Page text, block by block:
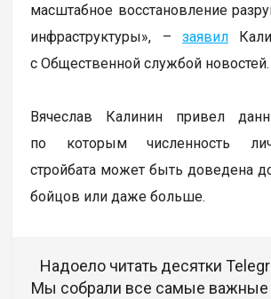
масштабное восстановление
инфраструктуры», –заявил
с Общественной службой новостей.
Вячеслав Калинин привел
по которым численность
стройбата может быть доведена
бойцов или даже больше.
Надоело читать десятки
Мы собрали все самые важные